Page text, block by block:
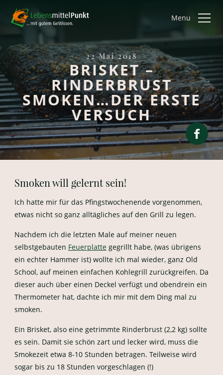
Menu
22 Mai 2018
BRISKET –
RINDERBRUST
SMOKEN…DER ERSTE
VERSUCH
Smoken will gelernt sein!
Ich hatte mir für das Pfingstwochenende vorgenommen,
etwas nicht so ganz alltägliches auf den Grill zu legen.
Nachdem ich die letzten Male auf meiner neuen
selbstgebauten Feuerplattegegrillt habe, (was übrigens
ein echter Hammer ist) wollte ich mal wieder, ganz Old
School, auf meinen einfachen Kohlegrill zurückgreifen. Da
dieser auch über einen Deckel verfügt und obendrein ein
Thermometer hat, dachte ich mir mit dem Ding mal zu
smoken.
Ein Brisket, also eine getrimmte Rinderbrust (2,2 kg) sollte
es sein. Damit sie schön zart und lecker wird, muss die
Smokezeit etwa 8-10 Stunden betragen. Teilweise wird
sogar bis zu 18 Stunden vorgeschlagen (!)